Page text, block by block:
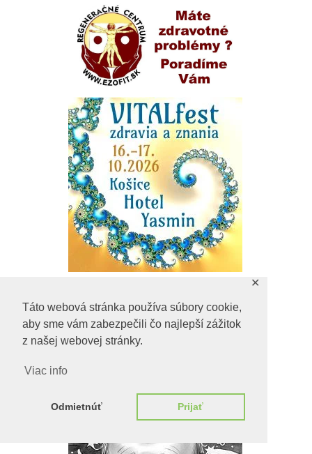
Táto webová stránka používa súbory cookie,
aby sme vám zabezpečili čo najlepší zážitok
z našej webovej stránky.
Viac info
Odmietnúť Prijať
✕